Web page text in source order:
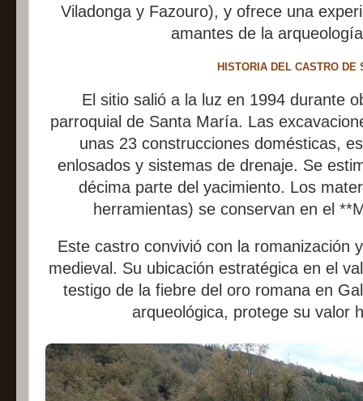
Viladonga y Fazouro), y ofrece una
amantes de la
HISTORIA DEL CASTRO DE
El sitio salió a la luz en 1994 durante
parroquial de Santa María. Las
unas 23 construcciones domésticas,
enlosados y sistemas de drenaje. Se
décima parte del yacimiento. Los
herramientas) se conservan en el
Este castro convivió con la romanización
medieval. Su ubicación estratégica en el
testigo de la fiebre del oro romana en
arqueológica, protege su valor